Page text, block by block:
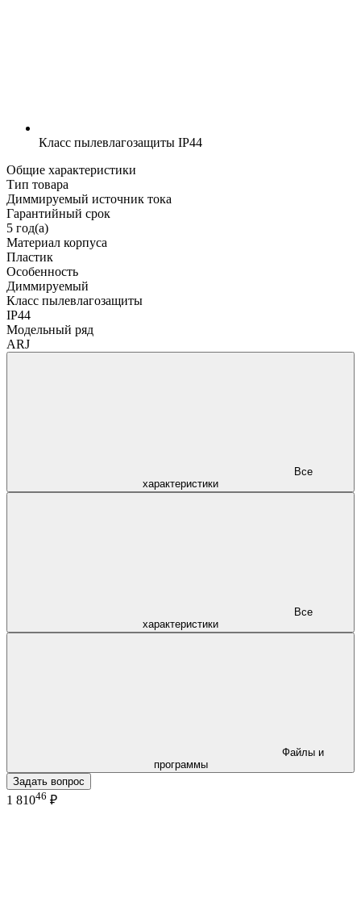
Класс пылевлагозащиты IP44
Общие характеристики
Тип товара
Диммируемый источник тока
Гарантийный срок
5 год(а)
Материал корпуса
Пластик
Особенность
Диммируемый
Класс пылевлагозащиты
IP44
Модельный ряд
ARJ
характеристики
характеристики
программы
Задать вопрос
1 81046 ₽